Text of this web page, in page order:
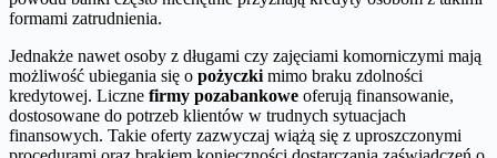
formami zatrudnienia.
Jednakże nawet osoby z długami czy zajęciami komorniczymi mają
możliwość ubiegania się o pożyczki mimo braku zdolności
kredytowej. Liczne firmy pozabankowe oferują finansowanie,
dostosowane do potrzeb klientów w trudnych sytuacjach
finansowych. Takie oferty zazwyczaj wiążą się z uproszczonymi